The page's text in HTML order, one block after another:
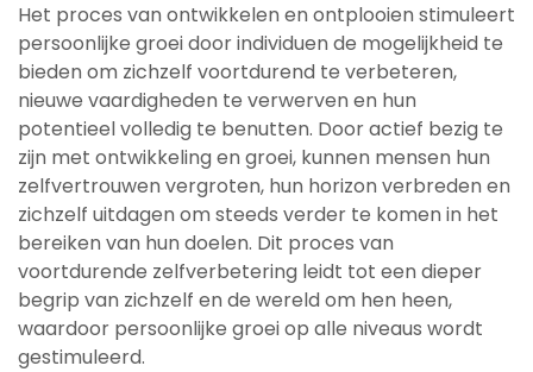
Het proces van ontwikkelen en ontplooien stimuleert
persoonlijke groei door individuen de mogelijkheid te
bieden om zichzelf voortdurend te verbeteren,
nieuwe vaardigheden te verwerven en hun
potentieel volledig te benutten. Door actief bezig te
zijn met ontwikkeling en groei, kunnen mensen hun
zelfvertrouwen vergroten, hun horizon verbreden en
zichzelf uitdagen om steeds verder te komen in het
bereiken van hun doelen. Dit proces van
voortdurende zelfverbetering leidt tot een dieper
begrip van zichzelf en de wereld om hen heen,
waardoor persoonlijke groei op alle niveaus wordt
gestimuleerd.